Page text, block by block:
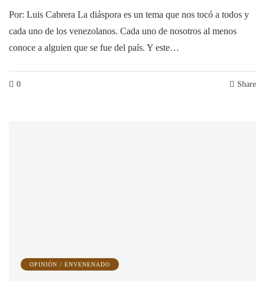
Por: Luis Cabrera La diáspora es un tema que nos tocó a todos y
cada uno de los venezolanos. Cada uno de nosotros al menos
conoce a alguien que se fue del país. Y este…
0 Share
OPINIÓN / ENVENENADO